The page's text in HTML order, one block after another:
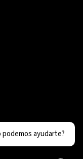
podemos ayudarte?